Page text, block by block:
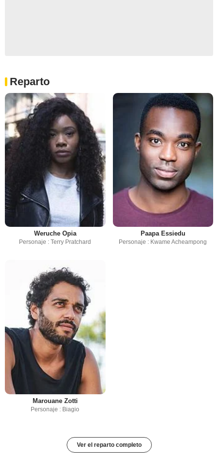
Reparto
Weruche Opia
Personaje : Terry Pratchard
Paapa Essiedu
Personaje : Kwame Acheampong
Marouane Zotti
Personaje : Biagio
Ver el reparto completo